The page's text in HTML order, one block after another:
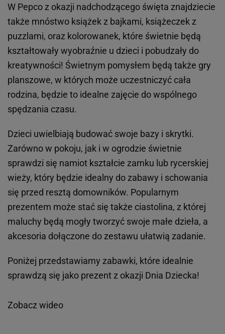
W Pepco z okazji nadchodzącego święta znajdziecie
także mnóstwo książek z bajkami, książeczek z
puzzlami, oraz kolorowanek, które świetnie będą
kształtowały wyobraźnie u dzieci i pobudzały do
kreatywności! Świetnym pomysłem będą także gry
planszowe, w których może uczestniczyć cała
rodzina, będzie to idealne zajęcie do wspólnego
spędzania czasu.
Dzieci uwielbiają budować swoje bazy i skrytki.
Zarówno w pokoju, jak i w ogrodzie świetnie
sprawdzi się namiot kształcie zamku lub rycerskiej
wieży, który będzie idealny do zabawy i schowania
się przed resztą domowników. Popularnym
prezentem może stać się także ciastolina, z której
maluchy będą mogły tworzyć swoje małe dzieła, a
akcesoria dołączone do zestawu ułatwią zadanie.
Poniżej przedstawiamy zabawki, które idealnie
sprawdzą się jako prezent z okazji Dnia Dziecka!
Zobacz wideo